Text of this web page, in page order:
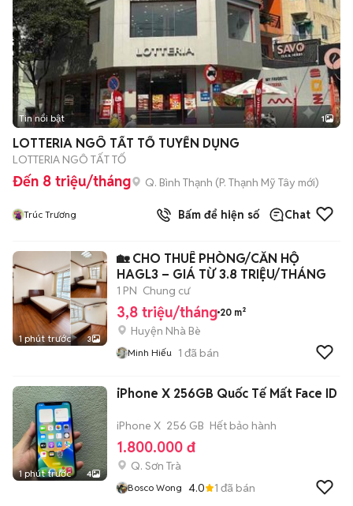
Tin nổi bật 1
LOTTERIA NGÔ TẤT TỐ TUYỂN DỤNG
LOTTERIA NGÔ TẤT TỐ
Đến 8 triệu/tháng Q. Bình Thạnh (P. Thạnh Mỹ Tây mới)
Trúc Trương Bấm để hiện số Chat
1 phút trước 3
🏡 CHO THUÊ PHÒNG/CĂN HỘ
HAGL3 – GIÁ TỪ 3.8 TRIỆU/THÁNG
1 PN Chung cư
3,8 triệu/tháng 20 m²
Huyện Nhà Bè
Minh Hiếu 1 đã bán
1 phút trước 4
iPhone X 256GB Quốc Tế Mất Face ID
iPhone X 256 GB Hết bảo hành
1.800.000 đ
Q. Sơn Trà
Bosco Wong 4.0 1 đã bán